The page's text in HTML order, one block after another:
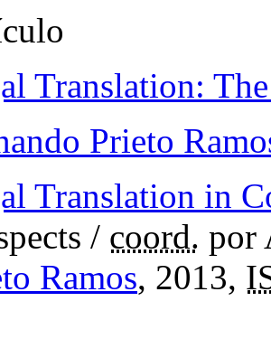
Translation:
Prieto
Translation in
/ coord. por
Ramos, 2013,